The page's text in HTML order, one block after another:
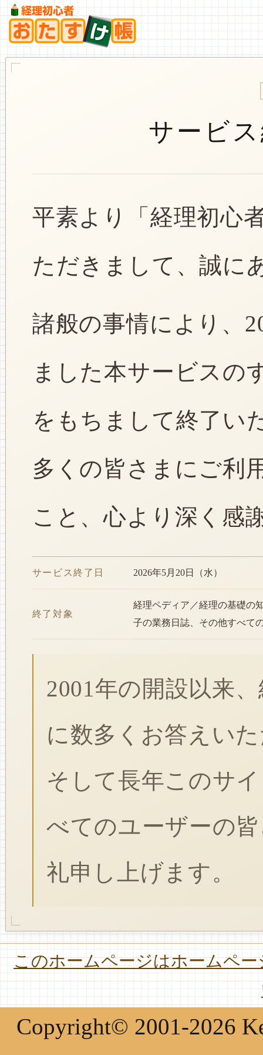
サービ
平素より「経理初心
ただきまして、誠に
諸般の事情により、
ました本サービスの
をもちまして終了い
多くの皆さまにご利
こと、心より深く感
サービス終了日 2026年5月20日（水）
終了対象
経理ペディア／経理の基礎の
子の業務日誌、その他すべて
2001年の開設以来
に数多くお答えい
そして長年このサ
べてのユーザーの
礼申し上げます。
このホームページはホームペ
Copyright© 2001-2026